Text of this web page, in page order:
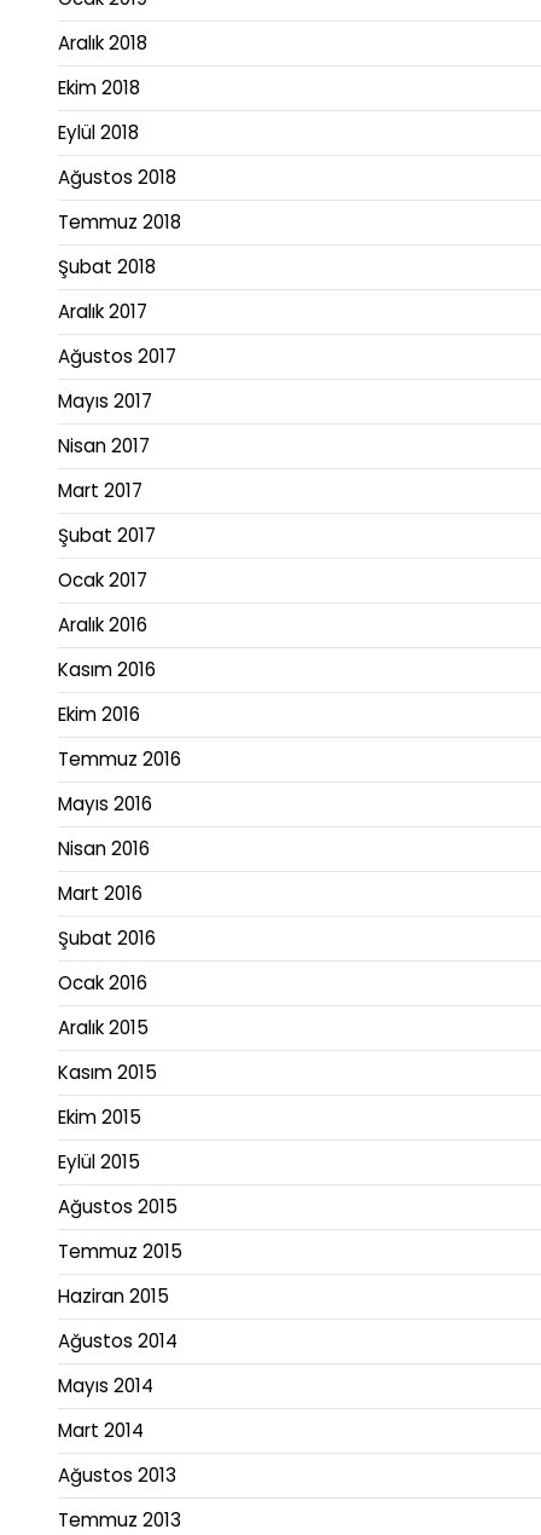
Aralık 2018
Ekim 2018
Eylül 2018
Ağustos 2018
Temmuz 2018
Şubat 2018
Aralık 2017
Ağustos 2017
Mayıs 2017
Nisan 2017
Mart 2017
Şubat 2017
Ocak 2017
Aralık 2016
Kasım 2016
Ekim 2016
Temmuz 2016
Mayıs 2016
Nisan 2016
Mart 2016
Şubat 2016
Ocak 2016
Aralık 2015
Kasım 2015
Ekim 2015
Eylül 2015
Ağustos 2015
Temmuz 2015
Haziran 2015
Ağustos 2014
Mayıs 2014
Mart 2014
Ağustos 2013
Temmuz 2013